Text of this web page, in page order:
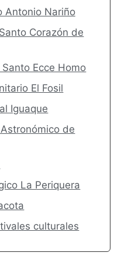
Antonio Nariño
Corazón de
Ecce Homo
El Fosil
Iguaque
de
La Periquera
culturales